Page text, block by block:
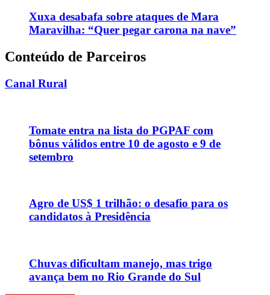
Xuxa desabafa sobre ataques de Mara
Maravilha: “Quer pegar carona na nave”
Conteúdo de Parceiros
Canal Rural
Tomate entra na lista do PGPAF com
bônus válidos entre 10 de agosto e 9 de
setembro
Agro de US$ 1 trilhão: o desafio para os
candidatos à Presidência
Chuvas dificultam manejo, mas trigo
avança bem no Rio Grande do Sul